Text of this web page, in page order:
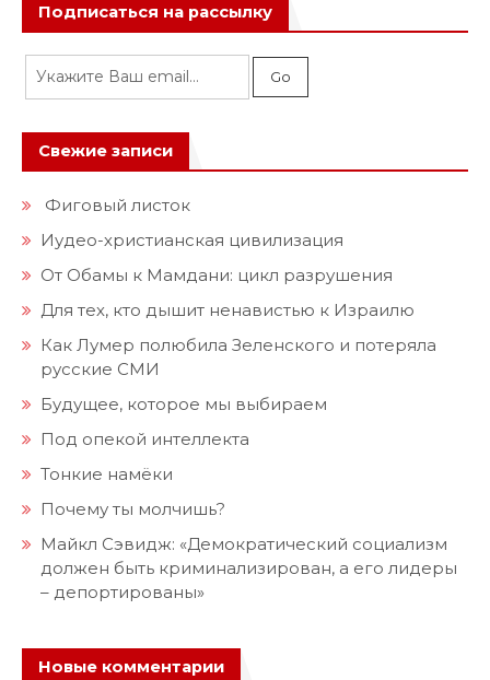
Подписаться на рассылку
Свежие записи
Фиговый листок
Иудео-христианская цивилизация
От Обамы к Мамдани: цикл разрушения
Для тех, кто дышит ненавистью к Израилю
Как Лумер полюбила Зеленского и потеряла
русские СМИ
Будущее, которое мы выбираем
Под опекой интеллекта
Тонкие намёки
Почему ты молчишь?
Майкл Сэвидж: «Демократический социализм
должен быть криминализирован, а его лидеры
– депортированы»
Новые комментарии